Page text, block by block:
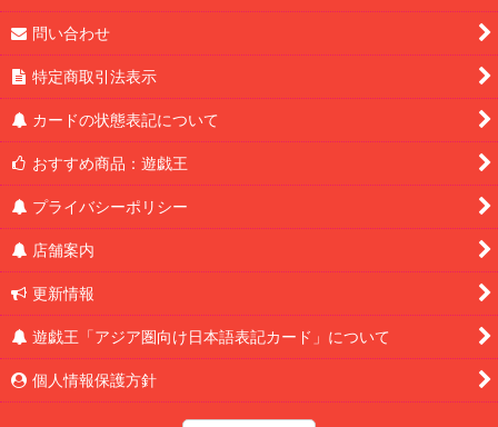
問い合わせ
特定商取引法表示
カードの状態表記について
おすすめ商品：遊戯王
プライバシーポリシー
店舗案内
更新情報
遊戯王「アジア圏向け日本語表記カード」について
個人情報保護方針